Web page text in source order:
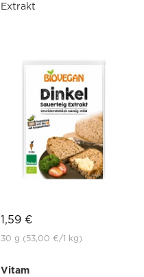
Extrakt
1,59 €
30 g (53,00 €/1 kg)
Vitam